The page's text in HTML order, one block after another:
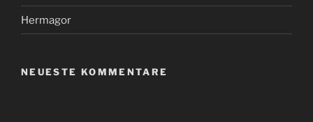
Hermagor
NEUESTE KOMMENTARE